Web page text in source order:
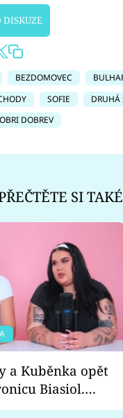
DISKUZE
BEZDOMOVEC
SOFIE
DRUHÁ
DOBREV
SI TAKÉ
a Kuběnka opět
Biasiol.
nich falešná a